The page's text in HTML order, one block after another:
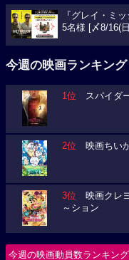
『グレイ・ミ
5名様 [〆8/16(
今週の映画ランキング
1位 スパイダ
2位 映画ちい
3位 映画クレ
～ション
今週の映画動員数ランキング